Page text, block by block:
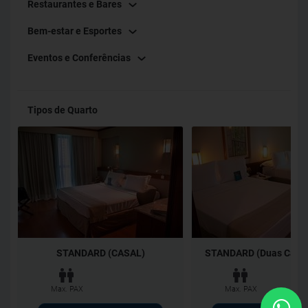
Restaurantes e Bares
Bem-estar e Esportes
Eventos e Conferências
Tipos de Quarto
STANDARD (CASAL)
Max. PAX
STANDARD (Duas
Max. PAX